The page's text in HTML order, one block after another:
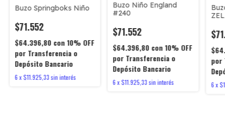
Buzo Springboks Niño
$71.552
$64.396,80 con10% OFF
por Transferencia o
Depósito Bancario
6x $11.925,33sin interés
Buzo Niño England
#240
$71.552
$64.396,80 con 10% OFF
por Transferencia o
Depósito Bancario
6 x $11.925,33 sin interés
por
6x